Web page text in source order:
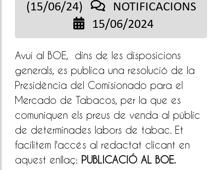
(15/06/24)
NOTIFICACIONS
15/06/2024
Avui al BOE, dins de les disposicions
generals, es publica una resolució de la
Presidència del Comisionado para el
Mercado de Tabacos, per la que es
comuniquen els preus de venda al públic
de determinades labors de tabac. Et
facilitem l'accés al redactat clicant en
aquest enllaç: PUBLICACIÓ AL BOE.